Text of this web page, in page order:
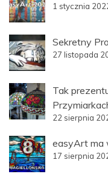
1 stycznia
Sekretny
27 listopada
Tak
22 sierpnia
easyArt ma
17 sierpnia